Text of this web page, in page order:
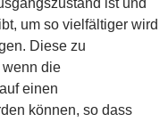
um so vielfältiger wird
Diese zu
wenn die
einen
können, so dass